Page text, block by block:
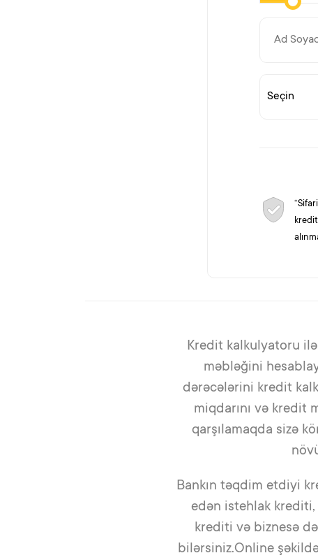
Kredit kalkulyatoru
məbləğini
dərəcələrini kredit
miqdarını və kredit
qarşılamaqda sizə
Bankın təqdim etdiyi
edən istehlak
krediti və biznesə
bilərsiniz.Online